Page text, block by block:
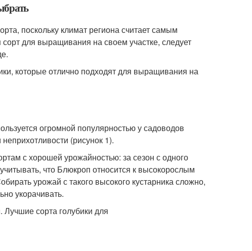
поскольку климат региона считает самым
для выращивания на своем участке, следует
которые отлично подходят для выращивания на
огромной популярностью у садоводов
(рисунок 1).
с хорошей урожайностью: за сезон с одного
что Блюкроп относится к высокорослым
урожай с такого высокого кустарника сложно,
укорачивать.